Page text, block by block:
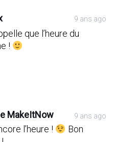
9 ans ago
que l’heure du
!
MakeItNow 9 ans ago
l’heure !
Bon